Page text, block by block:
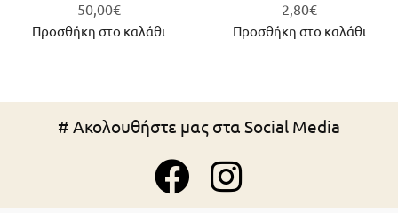
50,00€
Προσθήκη στο καλάθι
2,80€
Προσθήκη στο καλάθι
# Ακολουθήστε μας στα Social Media